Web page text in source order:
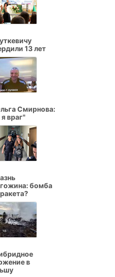
13 лет
Смирнова:
враг"
бомба
в